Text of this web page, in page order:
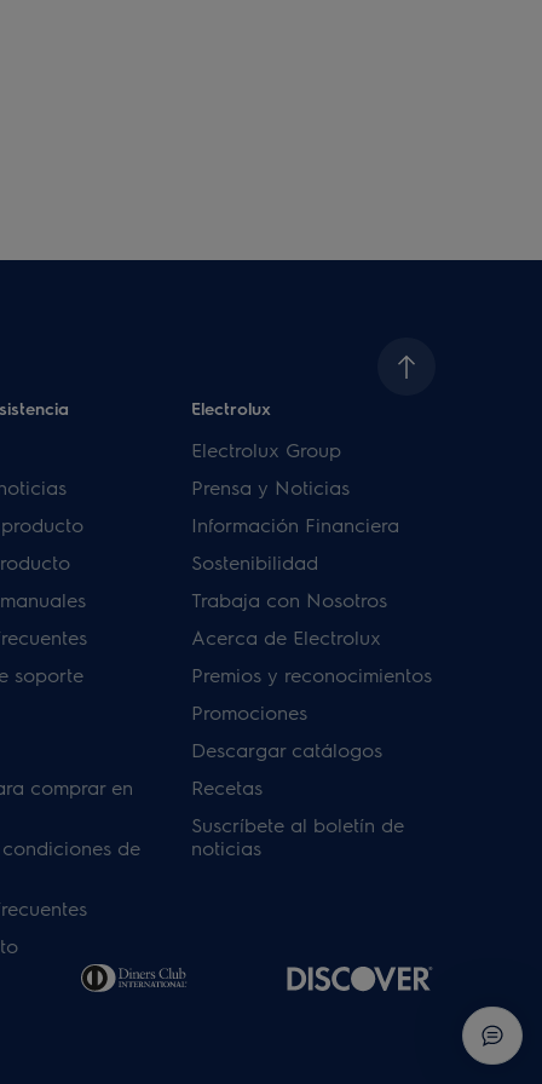
soporte
comprar en
de
Electrolux
Electrolux Group
Prensa y Noticias
Información Financiera
Sostenibilidad
Trabaja con Nosotros
Acerca de Electrolux
Premios y reconocimientos
Promociones
Descargar catálogos
Recetas
Suscríbete al boletín de
noticias